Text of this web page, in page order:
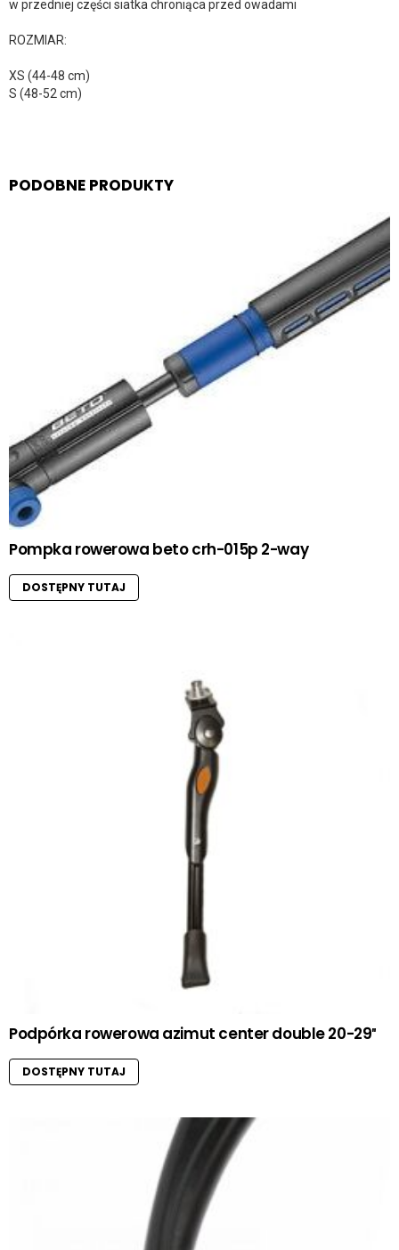
w przedniej części siatka chroniąca przed owadami
ROZMIAR:
XS (44-48 cm)
S (48-52 cm)
PODOBNE PRODUKTY
Pompka rowerowa beto crh-015p 2-way
DOSTĘPNY TUTAJ
Podpórka rowerowa azimut center double 20-29″
DOSTĘPNY TUTAJ